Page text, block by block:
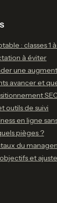
: classes 1
à éviter
une
avancer et
outils de suivi
en ligne
pièges ?
du
et